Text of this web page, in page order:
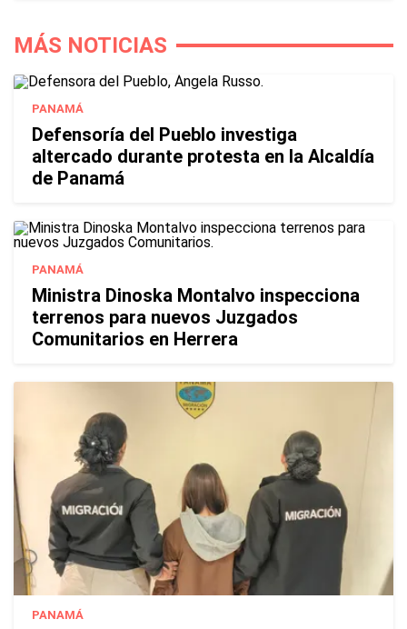
MÁS NOTICIAS
PANAMÁ
Defensoría del Pueblo investiga
altercado durante protesta en la Alcaldía
de Panamá
PANAMÁ
Ministra Dinoska Montalvo inspecciona
terrenos para nuevos Juzgados
Comunitarios en Herrera
PANAMÁ